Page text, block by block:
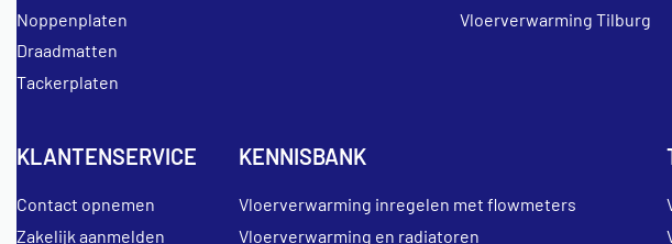
Noppenplaten
Draadmatten
Tackerplaten
Vloerverwarming Tilburg
KLANTENSERVICE
Contact opnemen
Zakelijk aanmelden
KENNISBANK
Vloerverwarming inregelen met flowmeters
Vloerverwarming en radiatoren